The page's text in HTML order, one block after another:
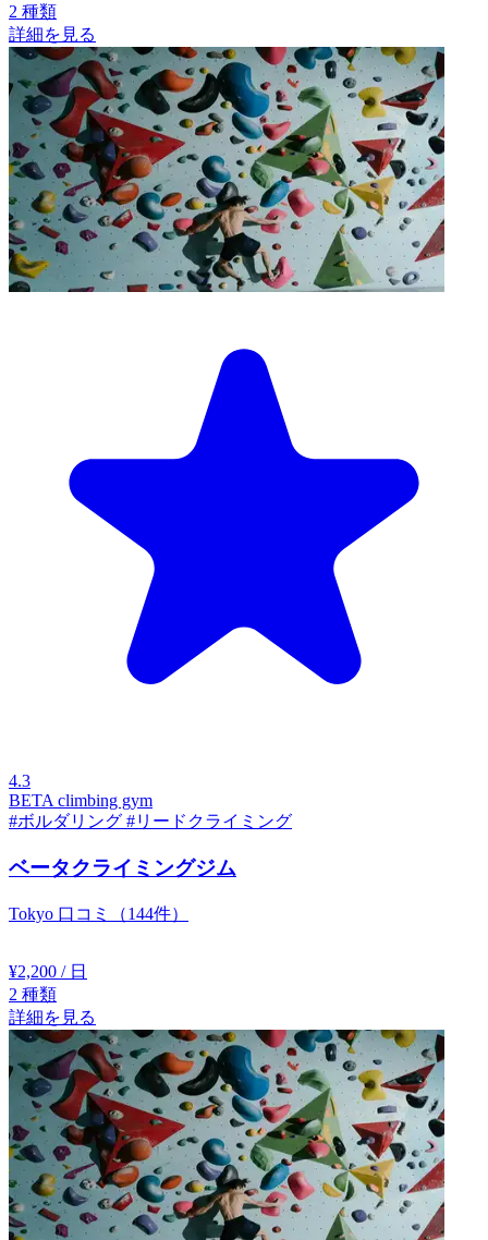
2 種類
詳細を見る
4.3
BETA climbing gym
#ボルダリング #リードクライミング
ベータクライミングジム
Tokyo 口コミ（144件）
¥2,200 / 日
2 種類
詳細を見る